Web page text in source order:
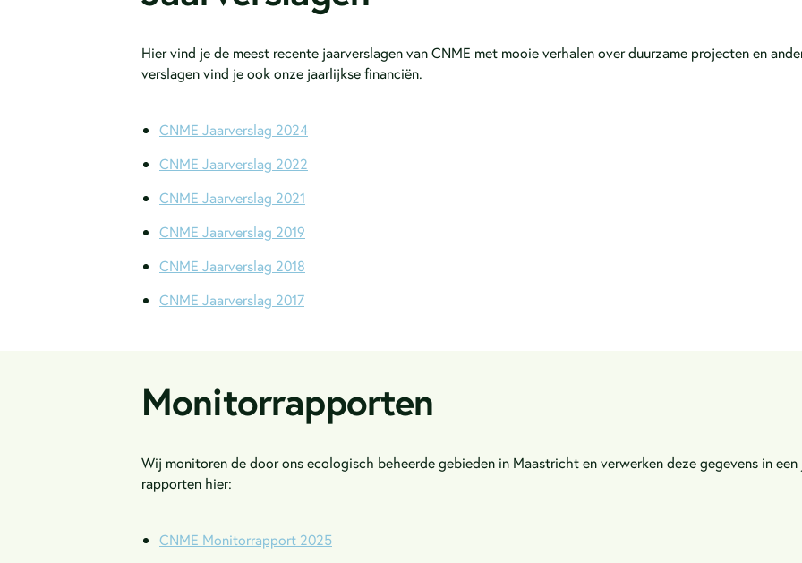
Hier vind je de meest recente jaarverslagen van CNME met mooie verhalen over duurzame projecten en
verslagen vind je ook onze jaarlijkse financiën.
CNME Jaarverslag 2024
CNME Jaarverslag 2022
CNME Jaarverslag 2021
CNME Jaarverslag 2019
CNME Jaarverslag 2018
CNME Jaarverslag 2017
Monitorrapporten
Wij monitoren de door ons ecologisch beheerde gebieden in Maastricht en verwerken deze gegevens in
rapporten hier:
CNME Monitorrapport 2025